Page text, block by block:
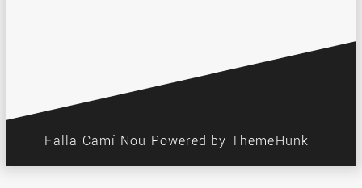
Falla Camí Nou Powered by ThemeHunk